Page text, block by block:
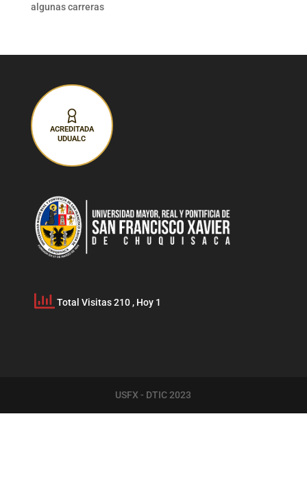
algunas carreras
ACREDITADA
UDUALC
Total Visitas 210 , Hoy 1
USFX - DTIC 2023